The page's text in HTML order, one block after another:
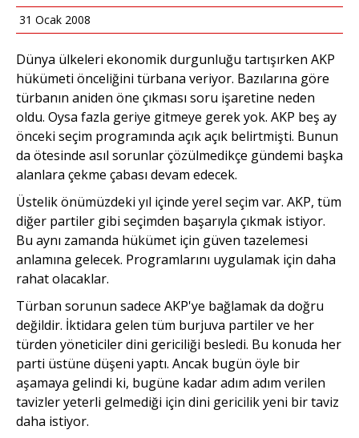
31 Ocak 2008
Dünya ülkeleri ekonomik durgunluğu tartışırken AKP
hükümeti önceliğini türbana veriyor. Bazılarına göre
türbanın aniden öne çıkması soru işaretine neden
oldu. Oysa fazla geriye gitmeye gerek yok. AKP beş ay
önceki seçim programında açık açık belirtmişti. Bunun
da ötesinde asıl sorunlar çözülmedikçe gündemi başka
alanlara çekme çabası devam edecek.
Üstelik önümüzdeki yıl içinde yerel seçim var. AKP, tüm
diğer partiler gibi seçimden başarıyla çıkmak istiyor.
Bu aynı zamanda hükümet için güven tazelemesi
anlamına gelecek. Programlarını uygulamak için daha
rahat olacaklar.
Türban sorunun sadece AKP'ye bağlamak da doğru
değildir. İktidara gelen tüm burjuva partiler ve her
türden yöneticiler dini gericiliği besledi. Bu konuda her
parti üstüne düşeni yaptı. Ancak bugün öyle bir
aşamaya gelindi ki, bugüne kadar adım adım verilen
tavizler yeterli gelmediği için dini gericilik yeni bir taviz
daha istiyor.